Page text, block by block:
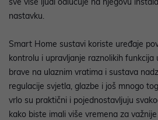
nastavku.
Smart Home sustavi koriste uređaje
kontrolu i upravljanje raznolikih funkcija
brave na ulaznim vratima i sustava
regulacije svjetla, glazbe i još mnogo
vrlo su praktični i pojednostavljuju
kako biste imali više vremena za